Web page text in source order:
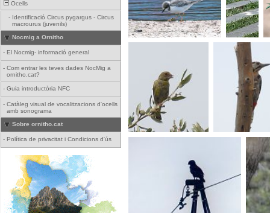
Ocells
- Identificació Circus pygargus - Circus
macrourus (juvenils)
Nocmig a Ornitho
- El Nocmig- informació general
- Com entrar les teves dades NocMig a
ornitho.cat?
- Guia introductòria NFC
- Catàleg visual de vocalitzacions d'ocells
amb sonograma
Sobre ornitho.cat
- Política de privacitat i Condicions d'ús